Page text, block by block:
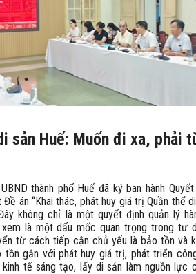
sản Huế: Muốn đi xa, phải
thành phố Huế đã ký ban hành
án “Khai thác, phát huy giá trị Quần thể
không chỉ là một quyết định quản lý
là một dấu mốc quan trọng trong tư
từ cách tiếp cận chủ yếu là bảo tồn và
tồn gắn với phát huy giá trị, phát triển
tế sáng tạo, lấy di sản làm nguồn lực